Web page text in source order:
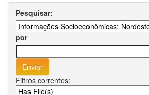
Pesquisar:
por
Filtros correntes: